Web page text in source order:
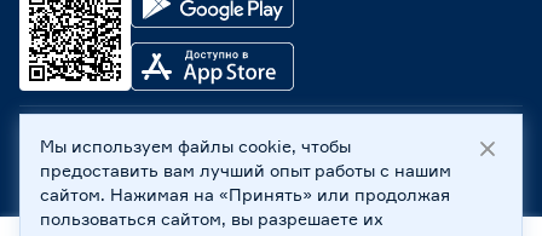
ООО «Бауцентр Рус» 2004 -2026, 236029, г. Калининград,
ул. А.Невского, 205. ИНН 7702596813, КПП 390601001 ©
Все права защищены
Политика обработки персональных данных
Мы используем файлы cookie, чтобы
предоставить вам лучший опыт работы с нашим
сайтом. Нажимая на «Принять» или продолжая
пользоваться сайтом, вы разрешаете их